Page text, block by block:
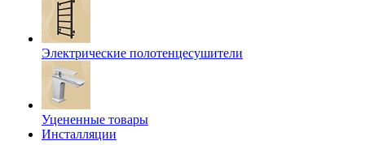
Электрические полотенцесушители
Уцененные товары
Инсталляции